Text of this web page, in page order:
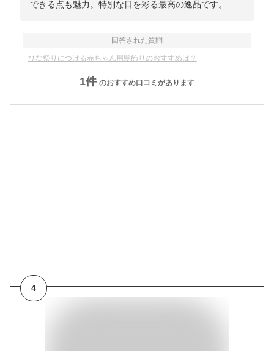
できる点も魅力。特別な日を彩る最高の逸品です。
回答された質問
ひな祭りにつける赤ちゃん用髪飾りのおすすめは？
1件 のおすすめ口コミがあります
4